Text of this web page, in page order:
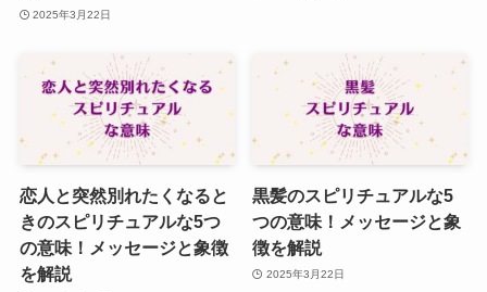
2025年3月22日
恋人と突然別れたくなると
きのスピリチュアルな5つ
の意味！メッセージと象徴
を解説
黒髪のスピリチュアルな5
つの意味！メッセージと象
徴を解説
2025年3月22日